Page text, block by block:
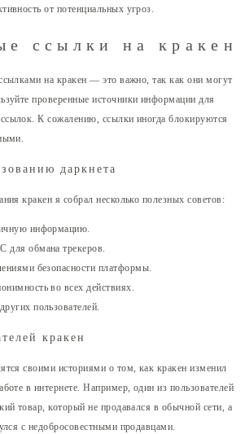
от потенциальных угроз.
ссылки на кракен
на кракен — это важно, так как они могут
проверенные источники информации для
К сожалению, ссылки иногда блокируются
даркнета
кракен я собрал несколько полезных советов:
информацию.
для обмана трекеров.
безопасности платформы.
во всех действиях.
пользователей.
кракен
своими историями о том, как кракен изменил
в интернете. Например, один из пользователей
товар, который не продавался в обычной сети, а
с недобросовестными продавцами.